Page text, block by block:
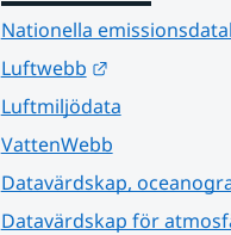
Nationella
Luftwebb
Länk till
Luftmiljödata
VattenWebb
Datavärdskap,
Datavärdskap för